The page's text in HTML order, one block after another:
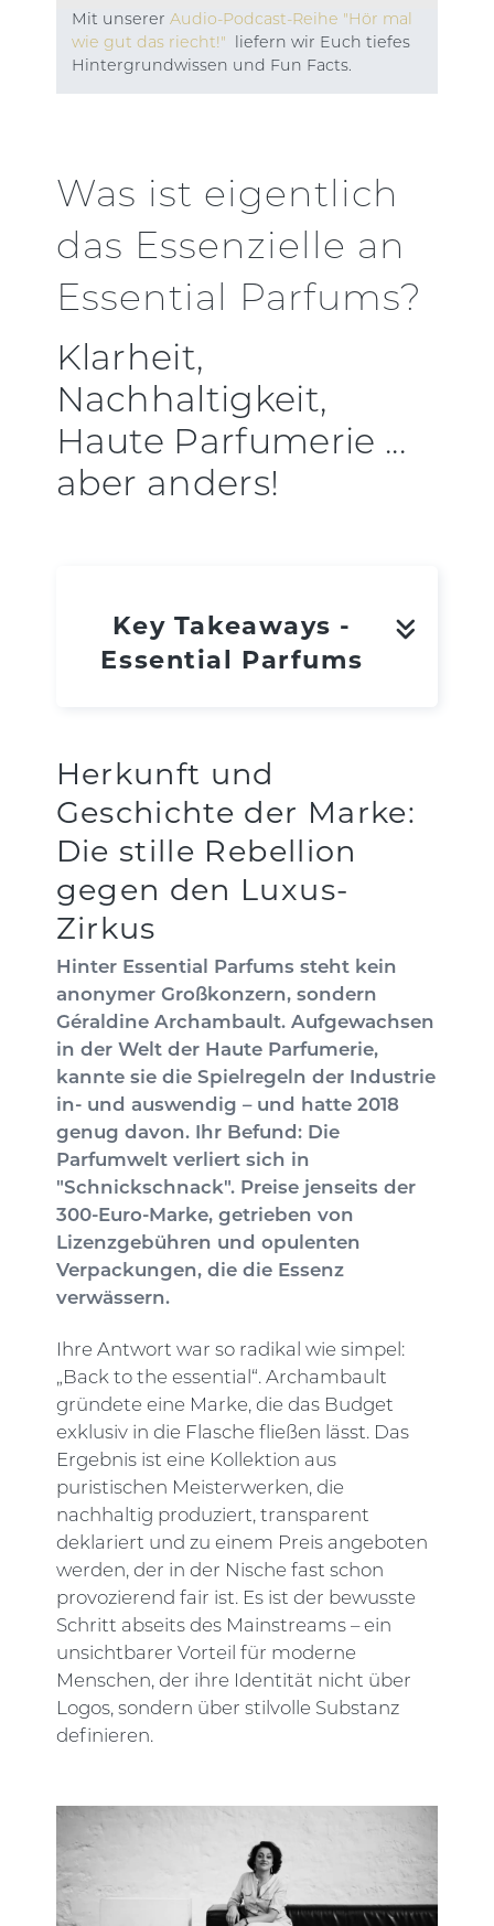
Mit unserer Audio-Podcast-Reihe "Hör mal
wie gut das riecht!" liefern wir Euch tiefes
Hintergrundwissen und Fun Facts.
Was ist eigentlich
das Essenzielle an
Essential Parfums?
Klarheit,
Nachhaltigkeit,
Haute Parfumerie ...
aber anders!
Key Takeaways -
Essential Parfums
Herkunft und
Geschichte der Marke:
Die stille Rebellion
gegen den Luxus-
Zirkus
Hinter Essential Parfums steht kein
anonymer Großkonzern, sondern
Géraldine Archambault. Aufgewachsen
in der Welt der Haute Parfumerie,
kannte sie die Spielregeln der Industrie
in- und auswendig – und hatte 2018
genug davon. Ihr Befund: Die
Parfumwelt verliert sich in
"Schnickschnack". Preise jenseits der
300-Euro-Marke, getrieben von
Lizenzgebühren und opulenten
Verpackungen, die die Essenz
verwässern.
Ihre Antwort war so radikal wie simpel:
„Back to the essential“. Archambault
gründete eine Marke, die das Budget
exklusiv in die Flasche fließen lässt. Das
Ergebnis ist eine Kollektion aus
puristischen Meisterwerken, die
nachhaltig produziert, transparent
deklariert und zu einem Preis angeboten
werden, der in der Nische fast schon
provozierend fair ist. Es ist der bewusste
Schritt abseits des Mainstreams – ein
unsichtbarer Vorteil für moderne
Menschen, der ihre Identität nicht über
Logos, sondern über stilvolle Substanz
definieren.